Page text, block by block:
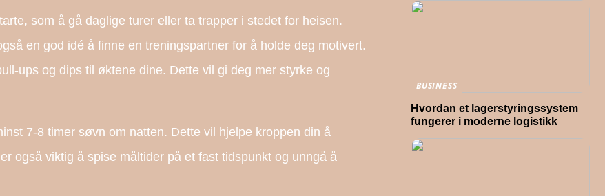
som å gå daglige turer eller ta trapper i stedet for heisen.
en god idé å finne en treningspartner for å holde deg motivert.
ups og dips til øktene dine. Dette vil gi deg mer styrke og
7-8 timer søvn om natten. Dette vil hjelpe kroppen din å
også viktig å spise måltider på et fast tidspunkt og unngå å
BUSINESS
Hvordan et lagerstyringssystem
fungerer i moderne logistikk